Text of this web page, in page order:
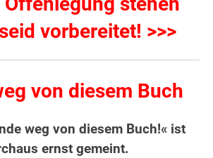
vorbereitet! >>>
von diesem Buch
weg von diesem Buch!« ist
ernst gemeint.